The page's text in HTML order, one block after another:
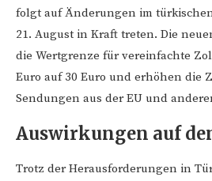
folgt auf Änderungen im
21. August in Kraft treten. Die
die Wertgrenze für vereinfachte
Euro auf 30 Euro und erhöhen die
Sendungen aus der EU und
Auswirkungen auf
Trotz der Herausforderungen in